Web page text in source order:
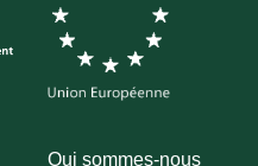
Qui sommes-nous